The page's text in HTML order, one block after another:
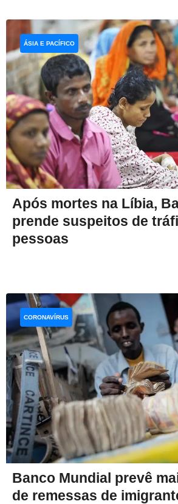
Após mortes na Líbia,
prende suspeitos de
pessoas
ÁSIA E PACÍFICO
Banco Mundial prevê
de remessas de
CORONAVÍRUS